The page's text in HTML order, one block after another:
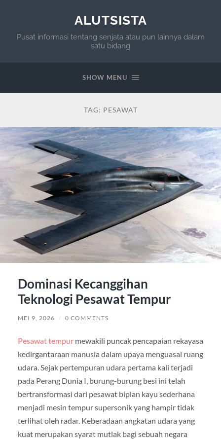
ALUTSISTA
Pusat informasi tentang senjata atau pun lainnya dalam
satu bidang
SHOW MENU
TAG: PESAWAT
Dominasi Kecanggihan
Teknologi Pesawat Tempur
MEI 9, 2026 / 0 COMMENTS
Pesawat tempurmewakili puncak pencapaian rekayasa
kedirgantaraan manusia dalam upaya menguasai ruang
udara. Sejak pertempuran udara pertama kali terjadi
pada Perang Dunia I, burung-burung besi ini telah
bertransformasi dari pesawat biplan kayu sederhana
menjadi mesin tempur supersonik yang hampir tidak
terlihat oleh radar. Keberadaan angkatan udara yang
kuat merupakan syarat mutlak bagi sebuah negara